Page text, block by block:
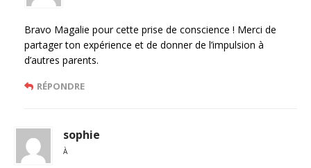
Bravo Magalie pour cette prise de conscience ! Merci de
partager ton expérience et de donner de l’impulsion à
d’autres parents.
RÉPONDRE
sophie
À